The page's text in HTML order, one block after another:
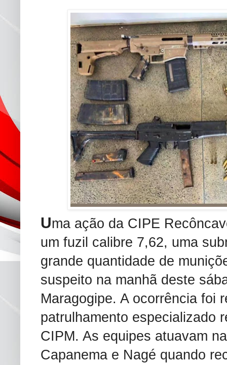
Uma ação da CIPE
um fuzil calibre 7,62, uma
grande quantidade de
suspeito na manhã deste
Maragogipe. A ocorrência foi
patrulhamento especializado
CIPM. As equipes atuavam
Capanema e Nagé quando